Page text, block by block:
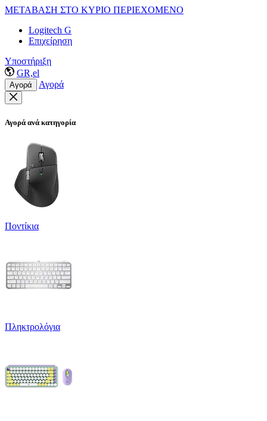
ΜΕΤΑΒΑΣΗ ΣΤΟ ΚΥΡΙΟ ΠΕΡΙΕΧΟΜΕΝΟ
Logitech G
Επιχείρηση
Υποστήριξη
GR,el
Αγορά Αγορά
Αγορά ανά κατηγορία
Ποντίκια
Πληκτρολόγια